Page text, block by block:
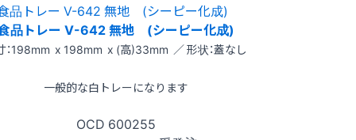
品トレー V-642 無地 (シーピー化成)
：198mm x 198mm x (高)33mm ／ 形状：蓋なし
一般的な白トレーになります
OCD 600255